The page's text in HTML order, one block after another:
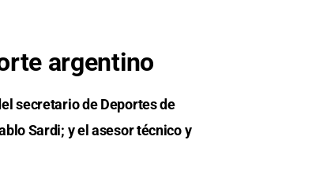
argentino
secretario de Deportes de
Sardi; y el asesor técnico y